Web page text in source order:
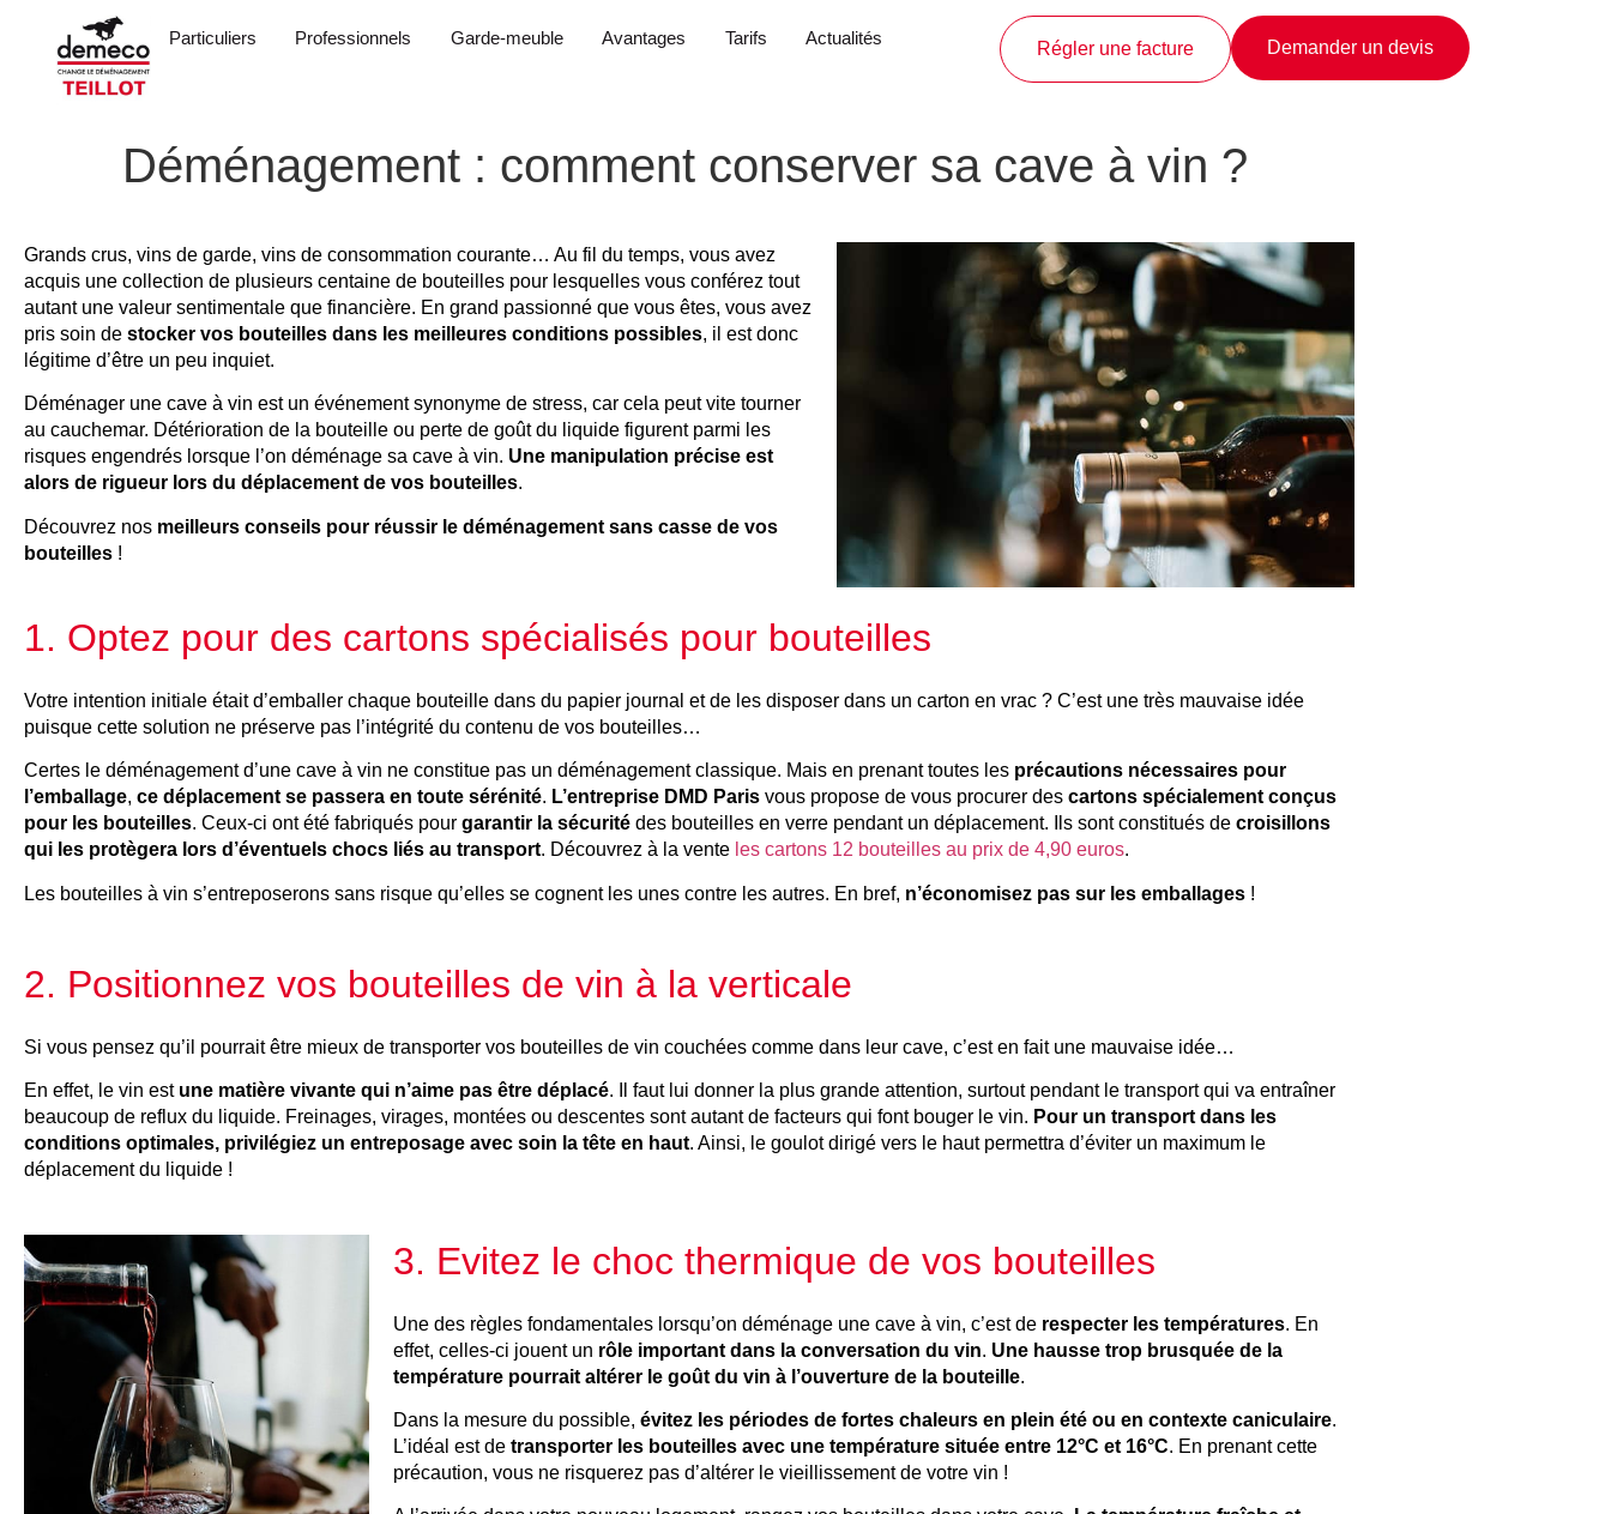
Particuliers Professionnels Garde-meuble Avantages Tarifs Actualités
Régler une facture Demander un devis
Déménagement : comment conserver sa cave à vin ?
Grands crus, vins de garde, vins de consommation courante… Au fil du temps, vous avez
acquis une collection de plusieurs centaine de bouteilles pour lesquelles vous conférez tout
autant une valeur sentimentale que financière. En grand passionné que vous êtes, vous avez
pris soin de stocker vos bouteilles dans les meilleures conditions possibles, il est donc
légitime d’être un peu inquiet.
Déménager une cave à vin est un événement synonyme de stress, car cela peut vite tourner
au cauchemar. Détérioration de la bouteille ou perte de goût du liquide figurent parmi les
risques engendrés lorsque l’on déménage sa cave à vin. Une manipulation précise est
alors de rigueur lors du déplacement de vos bouteilles.
Découvrez nos meilleurs conseils pour réussir le déménagement sans casse de vos
bouteilles !
1. Optez pour des cartons spécialisés pour bouteilles
Votre intention initiale était d’emballer chaque bouteille dans du papier journal et de les disposer dans un carton en vrac ? C’est une très mauvaise idée
puisque cette solution ne préserve pas l’intégrité du contenu de vos bouteilles…
Certes le déménagement d’une cave à vin ne constitue pas un déménagement classique. Mais en prenant toutes les précautions nécessaires pour
l’emballage, ce déplacement se passera en toute sérénité. L’entreprise DMD Paris vous propose de vous procurer des cartons spécialement conçus
pour les bouteilles. Ceux-ci ont été fabriqués pour garantir la sécurité des bouteilles en verre pendant un déplacement. Ils sont constitués de croisillons
qui les protègera lors d’éventuels chocs liés au transport. Découvrez à la vente les cartons 12 bouteilles au prix de 4,90 euros.
Les bouteilles à vin s’entreposerons sans risque qu’elles se cognent les unes contre les autres. En bref, n’économisez pas sur les emballages !
2. Positionnez vos bouteilles de vin à la verticale
Si vous pensez qu’il pourrait être mieux de transporter vos bouteilles de vin couchées comme dans leur cave, c’est en fait une mauvaise idée…
En effet, le vin est une matière vivante qui n’aime pas être déplacé. Il faut lui donner la plus grande attention, surtout pendant le transport qui va entraîner
beaucoup de reflux du liquide. Freinages, virages, montées ou descentes sont autant de facteurs qui font bouger le vin. Pour un transport dans les
conditions optimales, privilégiez un entreposage avec soin la tête en haut. Ainsi, le goulot dirigé vers le haut permettra d’éviter un maximum le
déplacement du liquide !
3. Evitez le choc thermique de vos bouteilles
Une des règles fondamentales lorsqu’on déménage une cave à vin, c’est de respecter les températures. En
effet, celles-ci jouent un rôle important dans la conversation du vin. Une hausse trop brusquée de la
température pourrait altérer le goût du vin à l’ouverture de la bouteille.
Dans la mesure du possible, évitez les périodes de fortes chaleurs en plein été ou en contexte caniculaire.
L’idéal est de transporter les bouteilles avec une température située entre 12°C et 16°C. En prenant cette
précaution, vous ne risquerez pas d’altérer le vieillissement de votre vin !